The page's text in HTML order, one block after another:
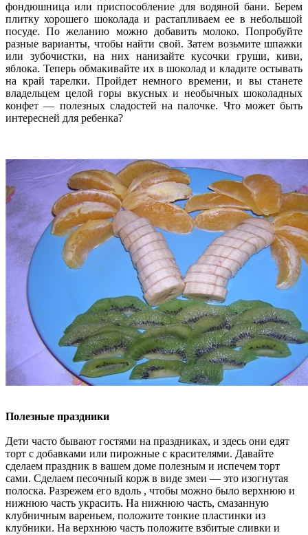
фондюшница или приспособление для водяной бани. Берем
плитку хорошего шоколада и растапливаем ее в небольшой
посуде. По желанию можно добавить молоко. Попробуйте
разные варианты, чтобы найти свой. Затем возьмите шпажки
или зубочистки, на них нанизайте кусочки груши, киви,
яблока. Теперь обмакивайте их в шоколад и кладите остывать
на край тарелки. Пройдет немного времени, и вы станете
владельцем целой горы вкусных и необычных шоколадных
конфет — полезных сладостей на палочке. Что может быть
интересней для ребенка?
Полезные праздники
Дети часто бывают гостями на праздниках, и здесь они едят
торт с добавками или пирожные с красителями. Давайте
сделаем праздник в вашем доме полезным и испечем торт
сами. Сделаем песочный корж в виде змеи — это изогнутая
полоска. Разрежем его вдоль , чтобы можно было верхнюю и
нижнюю часть украсить. На нижнюю часть, смазанную
клубничным вареньем, положите тонкие пластинки из
клубники. На верхнюю часть положите взбитые сливки и